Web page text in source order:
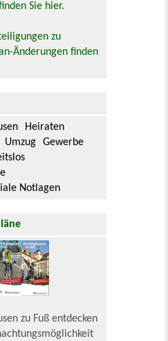
Sie hier.
zu
Änderungen finden
Heiraten
Umzug
Gewerbe
Notlagen
zu Fuß entdecken